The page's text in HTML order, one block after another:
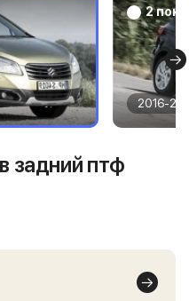
2 пок.
2016-
задний птф